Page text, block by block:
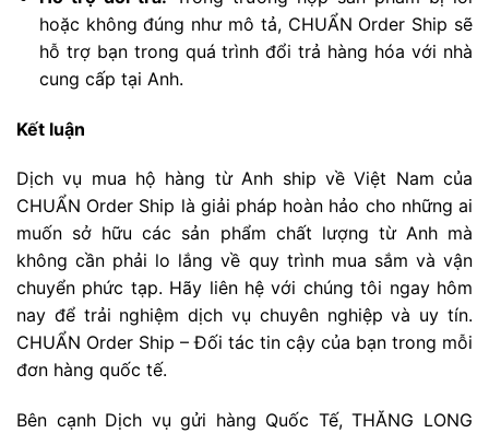
hoặc không đúng như mô tả, CHUẨN Order Ship sẽ
hỗ trợ bạn trong quá trình đổi trả hàng hóa với nhà
cung cấp tại Anh.
Kết luận
Dịch vụ mua hộ hàng từ Anh ship về Việt Nam của
CHUẨN Order Ship là giải pháp hoàn hảo cho những ai
muốn sở hữu các sản phẩm chất lượng từ Anh mà
không cần phải lo lắng về quy trình mua sắm và vận
chuyển phức tạp. Hãy liên hệ với chúng tôi ngay hôm
nay để trải nghiệm dịch vụ chuyên nghiệp và uy tín.
CHUẨN Order Ship – Đối tác tin cậy của bạn trong mỗi
đơn hàng quốc tế.
Bên cạnh Dịch vụ gửi hàng Quốc Tế, THĂNG LONG